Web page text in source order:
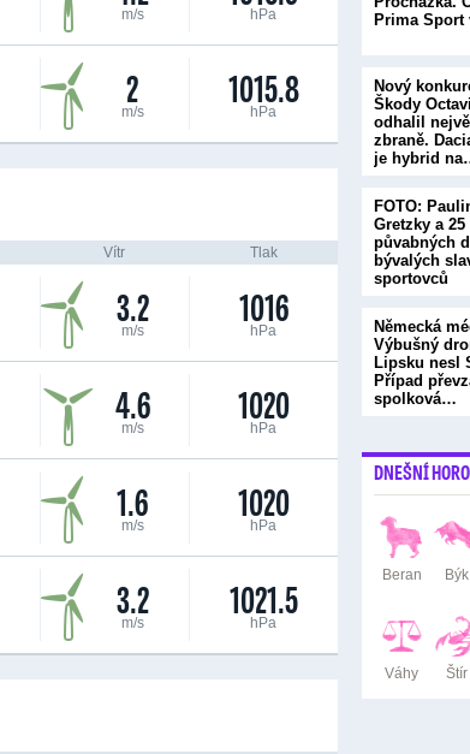
m/s hPa
2
m/s 1015.8
hPa
Vítr Tlak
3.2
m/s 1016
hPa
4.6
m/s 1020
hPa
1.6
m/s 1020
hPa
3.2
m/s 1021.5
hPa
Prima Sport
Nový
Škody
odhalil
zbraně.
je hybrid
FOTO:
Gretzky a
půvabných
bývalých
sportovců
Německá
Výbušný
Lipsku nesl
Případ
spolková…
DNEŠNÍ
Beran Býk
Váhy Štír